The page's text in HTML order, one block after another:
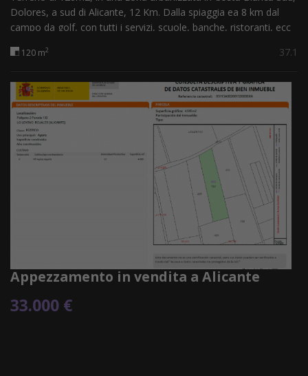
Dolores, a sud di Alicante, 12 Km. Dalla spiaggia ea 8 km dal
campo da golf, con tutti i servizi, scuole, banche, ristoranti, ecc
120 m2 37.1
Appezzamento in vendita a Alicante
33.000 €